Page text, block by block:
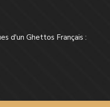
d'un Ghettos Français :